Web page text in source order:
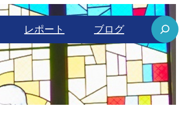
レポート ブログ
S
e
a
r
c